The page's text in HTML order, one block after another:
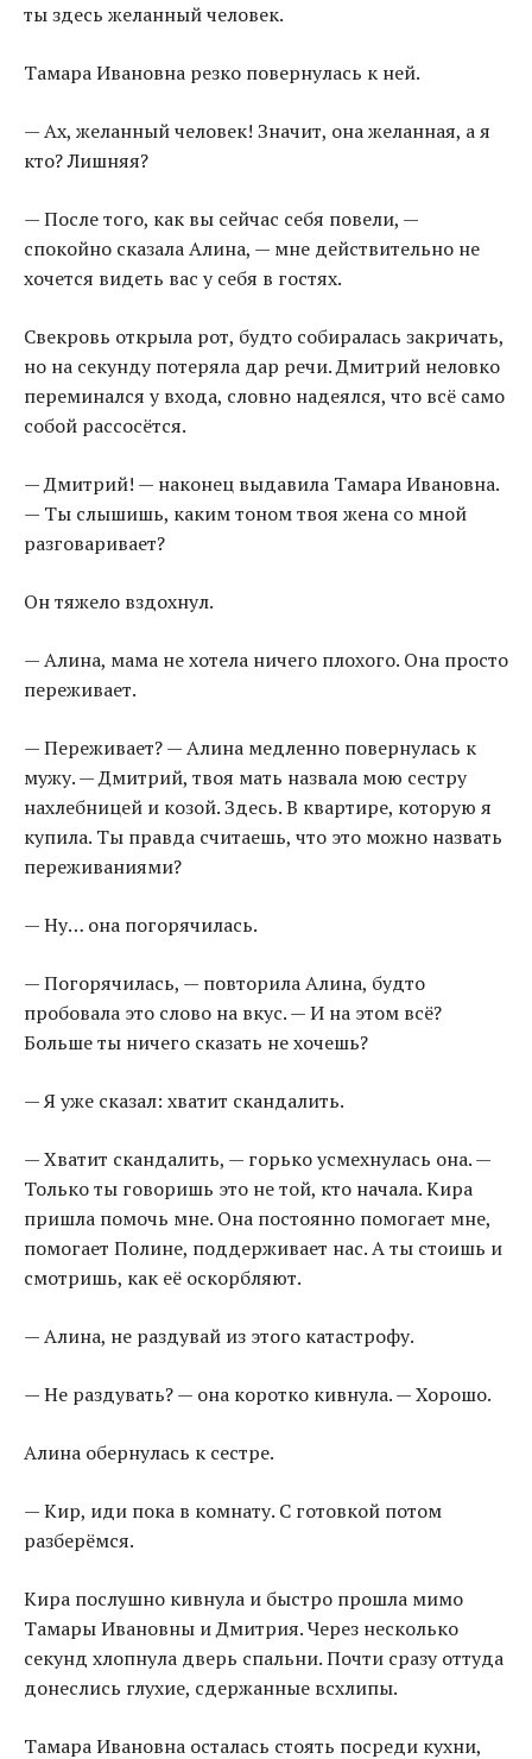
ты здесь желанный человек.
Тамара Ивановна резко повернулась к ней.
— Ах, желанный человек! Значит, она желанная, а я
кто? Лишняя?
— После того, как вы сейчас себя повели, —
спокойно сказала Алина, — мне действительно не
хочется видеть вас у себя в гостях.
Свекровь открыла рот, будто собиралась закричать,
но на секунду потеряла дар речи. Дмитрий неловко
переминался у входа, словно надеялся, что всё само
собой рассосётся.
— Дмитрий! — наконец выдавила Тамара Ивановна.
— Ты слышишь, каким тоном твоя жена со мной
разговаривает?
Он тяжело вздохнул.
— Алина, мама не хотела ничего плохого. Она просто
переживает.
— Переживает? — Алина медленно повернулась к
мужу. — Дмитрий, твоя мать назвала мою сестру
нахлебницей и козой. Здесь. В квартире, которую я
купила. Ты правда считаешь, что это можно назвать
переживаниями?
— Ну… она погорячилась.
— Погорячилась, — повторила Алина, будто
пробовала это слово на вкус. — И на этом всё?
Больше ты ничего сказать не хочешь?
— Я уже сказал: хватит скандалить.
— Хватит скандалить, — горько усмехнулась она. —
Только ты говоришь это не той, кто начала. Кира
пришла помочь мне. Она постоянно помогает мне,
помогает Полине, поддерживает нас. А ты стоишь и
смотришь, как её оскорбляют.
— Алина, не раздувай из этого катастрофу.
— Не раздувать? — она коротко кивнула. — Хорошо.
Алина обернулась к сестре.
— Кир, иди пока в комнату. С готовкой потом
разберёмся.
Кира послушно кивнула и быстро прошла мимо
Тамары Ивановны и Дмитрия. Через несколько
секунд хлопнула дверь спальни. Почти сразу оттуда
донеслись глухие, сдержанные всхлипы.
Тамара Ивановна осталась стоять посреди кухни,